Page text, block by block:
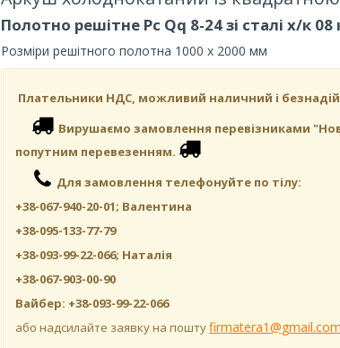
Полотно решітне Pc Qq 8-24 зі сталі х/к
Розміри решітного полотна 1000 х 2000 мм
Плательники НДС, можливий наличний і
Вирушаємо замовлення перевізниками
попутним перевезенням.
Для замовлення телефонуйте по тілу:
+38-067-940-20-01; Валентина
+38-095-133-77-79
+38-093-99-22-066; Наталія
+38-067-903-00-90
Вайбер: +38-093-99-22-066
або надсилайте заявку на поштуfirmatera1@gmail.com